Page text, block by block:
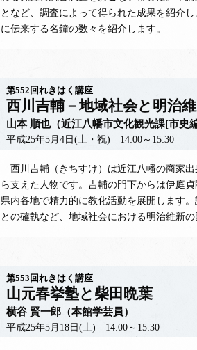
となど、調査によって得られた成果を紹介
に伝来する名鐘の数々を紹介します。
第552回れきはく講座
西川吉輔－地域社会と明治維
山本 順也（近江八幡市文化観光課[市史
平成25年5月4日(土・祝) 14:00～15:30
西川吉輔（きちすけ）は近江八幡の商家
ら支えた人物です。吉輔の門下からは伊庭
県内各地で精力的に教化活動を展開します
との確執など、地域社会における明治維新
第553回れきはく講座
山元春挙塾と柴田晩葉
横谷 賢一郎（本館学芸員）
平成25年5月18日(土) 14:00～15:30